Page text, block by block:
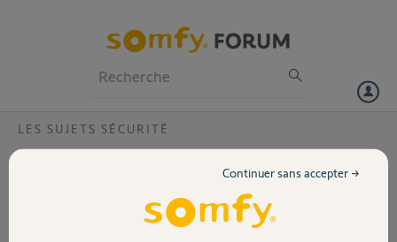
Volet
LES SUJETS SÉCURITÉ
Reprise de mon ancien matériel
J’utilise depuis de nombreuse année
Continuer sans accepter →